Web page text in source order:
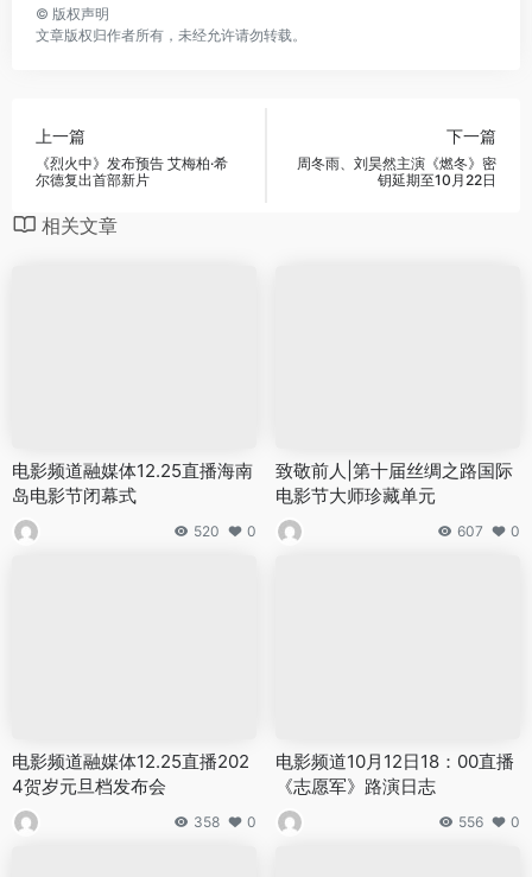
© 版权声明
文章版权归作者所有，未经允许请勿转载。
上一篇
《烈火中》发布预告 艾梅柏·希
尔德复出首部新片
下一篇
周冬雨、刘昊然主演《燃冬》密
钥延期至10月22日
相关文章
电影频道融媒体12.25直播海南
岛电影节闭幕式
520 0
致敬前人|第十届丝绸之路国际
电影节大师珍藏单元
607 0
电影频道融媒体12.25直播202
4贺岁元旦档发布会
358 0
电影频道10月12日18：00直播
《志愿军》路演日志
556 0